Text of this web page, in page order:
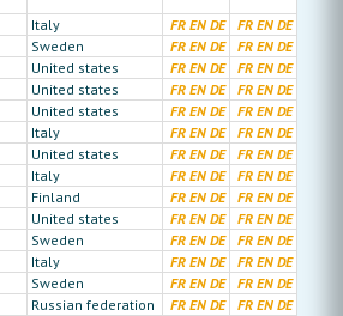
Italy FR EN DE FR EN DE
Sweden FR EN DE FR EN DE
United states FR EN DE FR EN DE
United states FR EN DE FR EN DE
United states FR EN DE FR EN DE
Italy FR EN DE FR EN DE
United states FR EN DE FR EN DE
Italy FR EN DE FR EN DE
Finland FR EN DE FR EN DE
United states FR EN DE FR EN DE
Sweden FR EN DE FR EN DE
Italy FR EN DE FR EN DE
Sweden FR EN DE FR EN DE
Russian federation FR EN DE FR EN DE